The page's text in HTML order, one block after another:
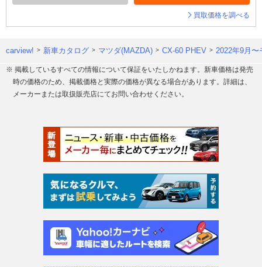
買取価格を調べる
carview! 新車カタログ マツダ(MAZDA) CX-60 PHEV 2022年9月〜
※ 掲載しているすべての情報について保証をいたしかねます。新車価格は発売
時の価格のため、掲載価格と実際の価格が異なる場合があります。詳細は、
メーカーまたは取扱販売店にてお問い合わせください。